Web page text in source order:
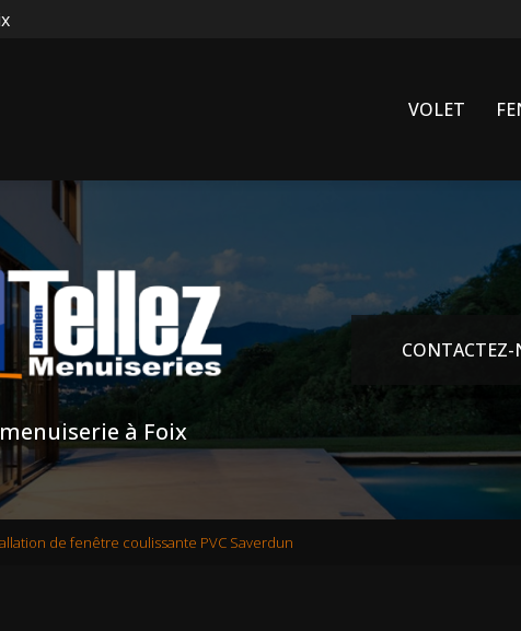
VOLET
à Foix
CONTACTEZ-
de fenêtre coulissante PVC Saverdun